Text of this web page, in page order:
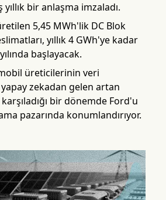
bir anlaşma imzaladı.
5,45 MWh'lik DC Blok
yıllık 4 GWh'ye kadar
başlayacak.
üreticilerinin veri
zekadan gelen artan
bir dönemde Ford'u
pazarında konumlandırıyor.